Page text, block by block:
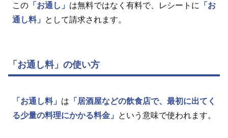
この 「お通し」 は無料ではなく有料で、レシートに
「お
通し料」
として請求されます。
「お通し料」の使い方
「お通し料」 は 「居酒屋などの飲食店で、最初に出てく
る少量の料理にかかる料金」
という意味で使われます。